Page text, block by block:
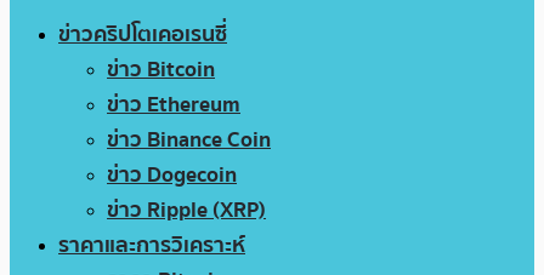
ข่าวคริปโตเคอเรนซี่
ข่าว Bitcoin
ข่าว Ethereum
ข่าว Binance Coin
ข่าว Dogecoin
ข่าว Ripple (XRP)
ราคาและการวิเคราะห์